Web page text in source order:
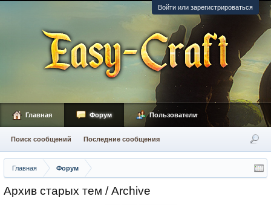
Войти или зарегистрироваться
Главная Форум
Архив старых тем / Archive
Главная Форум
Поиск сообщений Последние сообщения
Пользователи